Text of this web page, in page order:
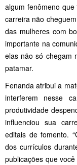
algum fenômeno
carreira não
das mulheres com
importante na
elas não só chegam
patamar.
Fenanda atribui a
interferem nesse
produtividade
influenciou sua
editais de fomento.
dos currículos
publicações que